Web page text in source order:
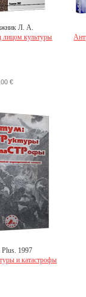
Л. А.
лицом культуры
€
Plus. 1997
и катастрофы